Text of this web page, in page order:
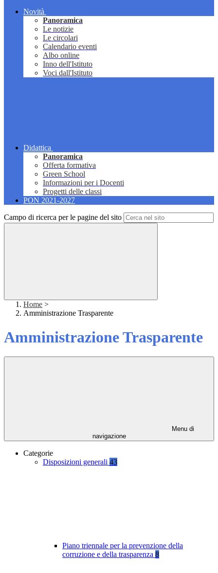
Novità
Panoramica
Le notizie
Le circolari
Calendario eventi
Albo online
Inno dell'Istituto
Voci dall'Istituto
Didattica
Panoramica
Offerta formativa
Green School
Informazioni per i Docenti
Progetti delle classi
PON 2021-2027
Campo di ricerca per le pagine del sito
Home >
Amministrazione Trasparente
Amministrazione Trasparente
Menu di
navigazione
Categorie
Disposizioni generali 43
Piano triennale per la prevenzione della
corruzione e della trasparenza 8